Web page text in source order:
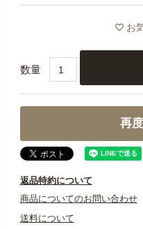
＜必ずご確認ください＞
※4回目のお届けが完了
ただき、お体に合うか
し込みください。
※解約のご連絡がない場
いたします。
※お一人様最大3袋までお
お
再
返品特約について
商品についてのお問い合わせ
送料について